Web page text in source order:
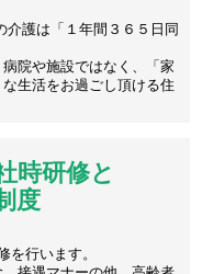
護は「１年間３６５日同
院や施設ではなく、「家
生活をお過ごし頂ける住
時研修と
度
を行います。